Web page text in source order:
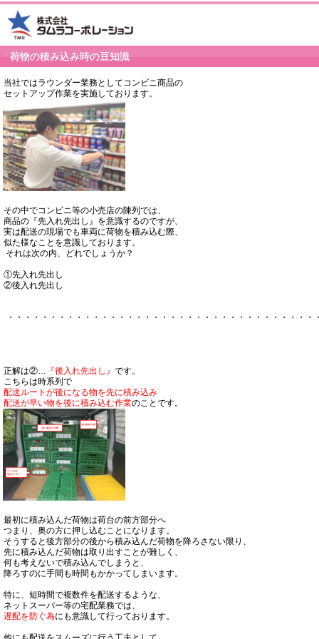
荷物の積み込み時の豆知識
当社ではラウンダー業務としてコンビニ商品の
セットアップ作業を実施しております。
その中でコンビニ等の小売店の陳列では、
商品の『先入れ先出し』を意識するのですが、
実は配送の現場でも車両に荷物を積み込む際、
似た様なことを意識しております。
それは次の内、どれでしょうか？
①先入れ先出し
②後入れ先出し
・・・・・・・・・・・・・・・・・・・・・・・・・・・・・・・・・・・・
正解は②… 『後入れ先出し』 です。
こちらは時系列で
配送ルートが後になる物を先に積み込み
配送が早い物を後に積み込む作業のことです。
最初に積み込んだ荷物は荷台の前方部分へ
つまり、奥の方に押し込むことになります。
そうすると後方部分の後から積み込んだ荷物を降ろさない限り、
先に積み込んだ荷物は取り出すことが難しく、
何も考えないで積み込んでしまうと、
降ろすのに手間も時間もかかってしまいます。
特に、短時間で複数件を配送するような、
ネットスーパー等の宅配業務では、
遅配を防ぐ為にも意識して行っております。